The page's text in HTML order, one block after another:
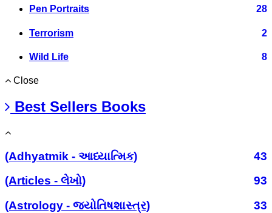
Pen Portraits 28
Terrorism 2
Wild Life 8
Close
Best Sellers Books
(Adhyatmik - આધ્યાત્મિક)
43
(Articles - લેખો)
93
(Astrology - જ્યોતિષશાસ્ત્ર)
33